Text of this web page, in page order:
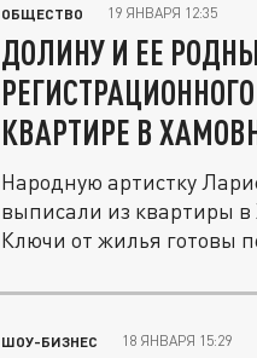
ОБЩЕСТВО 19 ЯНВАРЯ 12:35
ДОЛИНУ И ЕЕ
КВАРТИРЕ В
Народную артистку
выписали из квартиры в
Ключи от жилья готовы
ШОУ-БИЗНЕС 18 ЯНВАРЯ 15:29